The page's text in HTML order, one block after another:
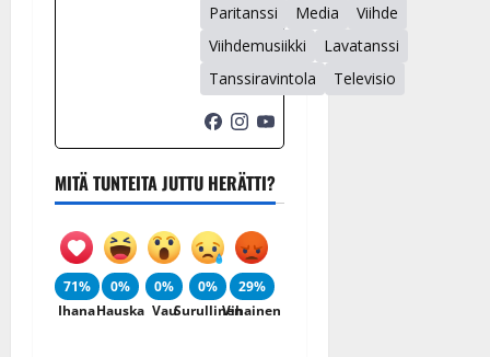
Paritanssi
Media
Viihde
Viihdemusiikki
Lavatanssi
Tanssiravintola
Televisio
MITÄ TUNTEITA JUTTU HERÄTTI?
71%
Ihana
0%
Hauska
0%
Vau
0%
Surullinen
29%
Vihainen